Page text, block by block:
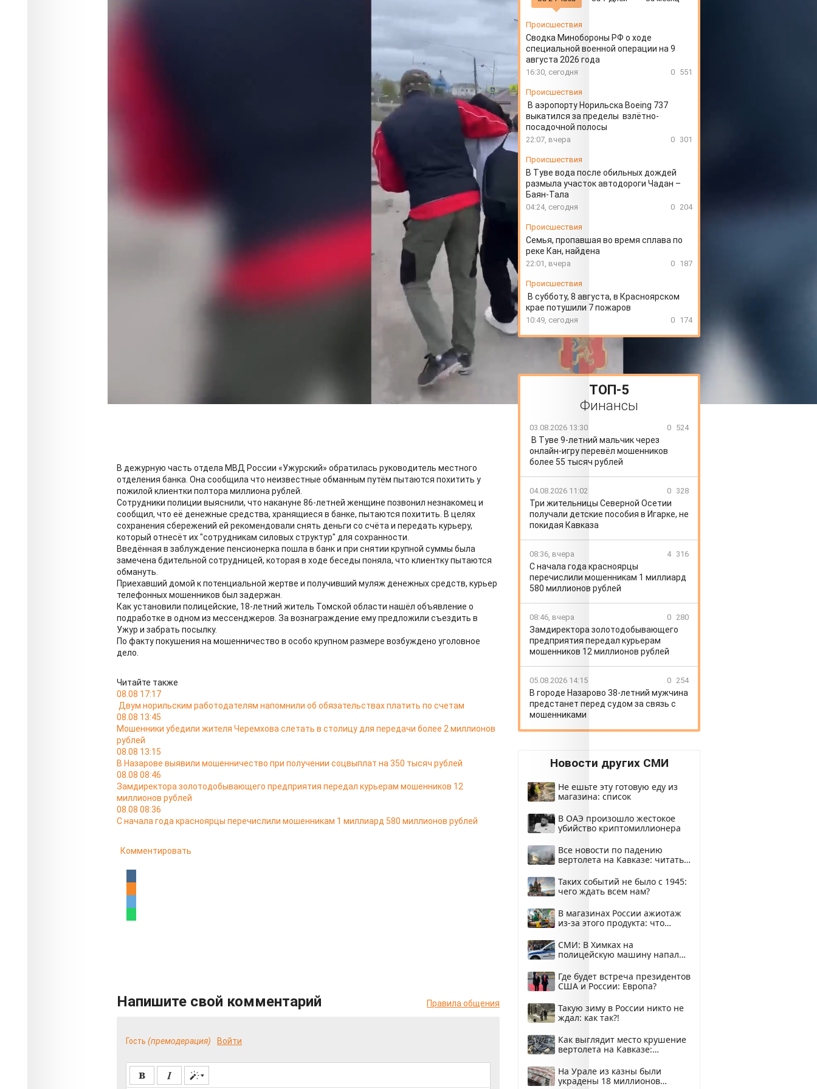
мошенников
В дежурную часть отдела МВД России «Ужурский» обратилась руководитель местного
отделения банка. Она сообщила что неизвестные обманным путём пытаются похитить у
пожилой клиентки полтора миллиона рублей.
Сотрудники полиции выяснили, что накануне 86-летней женщине позвонил незнакомец и
сообщил, что её денежные средства, хранящиеся в банке, пытаются похитить. В целях
сохранения сбережений ей рекомендовали снять деньги со счёта и передать курьеру,
который отнесёт их "сотрудникам силовых структур" для сохранности.
Введённая в заблуждение пенсионерка пошла в банк и при снятии крупной суммы была
замечена бдительной сотрудницей, которая в ходе беседы поняла, что клиентку пытаются
обмануть.
Приехавший домой к потенциальной жертве и получивший муляж денежных средств, курьер
телефонных мошенников был задержан.
Как установили полицейские, 18-летний житель Томской области нашёл объявление о
подработке в одном из мессенджеров. За вознаграждение ему предложили съездить в
Ужур и забрать посылку.
По факту покушения на мошенничество в особо крупном размере возбуждено уголовное
дело.
Читайте также
08.08 17:17
Двум норильским работодателям напомнили об обязательствах платить по счетам
08.08 13:45
Мошенники убедили жителя Черемхова слетать в столицу для передачи более 2 миллионов
рублей
08.08 13:15
В Назарове выявили мошенничество при получении соцвыплат на 350 тысяч рублей
08.08 08:46
Замдиректора золотодобывающего предприятия передал курьерам мошенников 12
миллионов рублей
08.08 08:36
С начала года красноярцы перечислили мошенникам 1 миллиард 580 миллионов рублей
Комментировать
Напишите свой комментарий Правила общения
Гость (премодерация) Войти
Происшествия
Сводка Минобороны РФ о ходе
специальной военной операции на 9
августа 2026 года
16:30, сегодня 0 551
Происшествия
В аэропорту Норильска Boeing 737
выкатился за пределы взлётно-
посадочной полосы
22:07, вчера 0 301
Происшествия
В Туве вода после обильных дождей
размыла участок автодороги Чадан –
Баян-Тала
04:24, сегодня 0 204
Происшествия
Семья, пропавшая во время сплава по
реке Кан, найдена
22:01, вчера 0 187
Происшествия
В субботу, 8 августа, в Красноярском
крае потушили 7 пожаров
10:49, сегодня 0 174
ТОП-5
Финансы
03.08.2026 13:30 0 524
В Туве 9-летний мальчик через
онлайн-игру перевёл мошенников
более 55 тысяч рублей
04.08.2026 11:02 0 328
Три жительницы Северной Осетии
получали детские пособия в Игарке, не
покидая Кавказа
08:36, вчера 4 316
С начала года красноярцы
перечислили мошенникам 1 миллиард
580 миллионов рублей
08:46, вчера 0 280
Замдиректора золотодобывающего
предприятия передал курьерам
мошенников 12 миллионов рублей
05.08.2026 14:15 0 254
В городе Назарово 38-летний мужчина
предстанет перед судом за связь с
мошенниками
Новости других СМИ
Не ешьте эту готовую еду из
магазина: список
В ОАЭ произошло жестокое
убийство криптомиллионера
Все новости по падению
вертолета на Кавказе: читать
Таких событий не было с 1945:
чего ждать всем нам?
В магазинах России ажиотаж
из-за этого продукта: что
СМИ: В Химках на
полицейскую машину напали
Где будет встреча президентов
США и России: Европа?
Такую зиму в России никто не
ждал: как так?!
Как выглядит место крушение
вертолета на Кавказе:
На Урале из казны были
украдены 18 миллионов